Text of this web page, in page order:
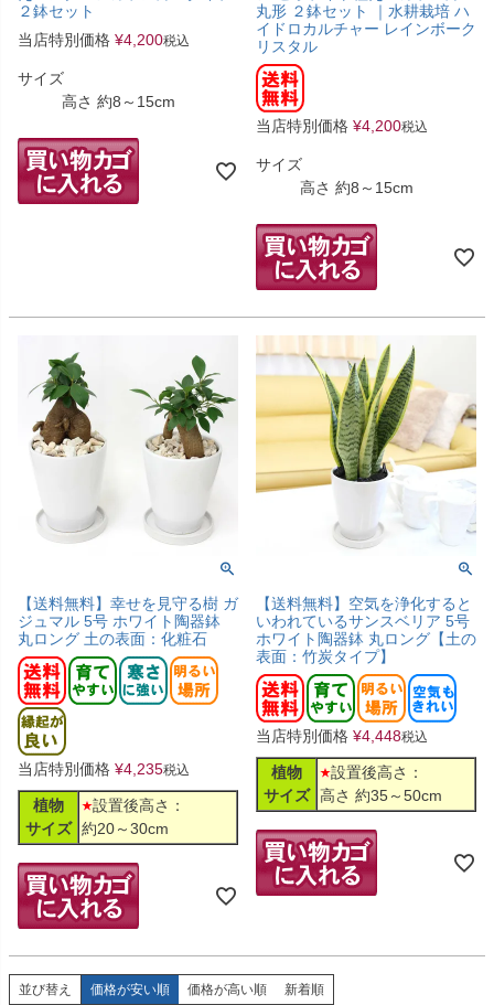
２鉢セット
当店特別価格 ¥4,200税込
サイズ
高さ 約8～15cm
丸形 ２鉢セット ｜水耕栽培 ハ
イドロカルチャー レインボーク
リスタル
当店特別価格 ¥4,200税込
サイズ
高さ 約8～15cm
【送料無料】幸せを見守る樹 ガ
ジュマル 5号 ホワイト陶器鉢
丸ロング 土の表面：化粧石
当店特別価格 ¥4,235税込
植物
サイズ
設置後高さ：
約20～30cm
【送料無料】空気を浄化すると
いわれているサンスベリア 5号
ホワイト陶器鉢 丸ロング【土の
表面：竹炭タイプ】
当店特別価格 ¥4,448税込
植物
サイズ
設置後高さ：
高さ 約35～50cm
並び替え 価格が安い順 価格が高い順 新着順